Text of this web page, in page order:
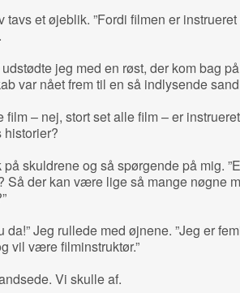
tavs et øjeblik. ”Fordi filmen er instrueret
udstødte jeg med en røst, der kom bag
var nået frem til en så indlysende
film – nej, stort set alle film – er
historier?
på skuldrene og så spørgende på mig.
Så der kan være lige så mange nøgne
da!” Jeg rullede med øjnene. ”Jeg er
vil være filminstruktør.”
Vi skulle af.